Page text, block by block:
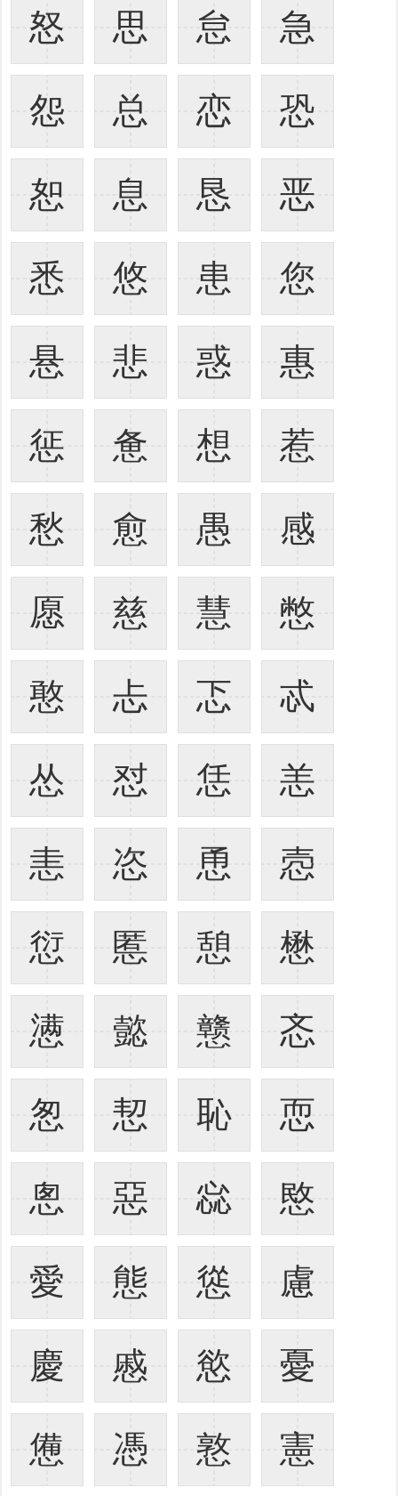
怒 思 怠 急
怨 总 恋 恐
恕 息 恳 恶
悉 悠 患 您
悬 悲 惑 惠
惩 惫 想 惹
愁 愈 愚 感
愿 慈 慧 憋
憨 忐 忑 忒
怂 怼 恁 恙
恚 恣 恿 悫
愆 慝 憩 懋
懑 懿 戆 忞
怱 恝 恥 恧
悤 惡 惢 愍
愛 態 慫 慮
慶 慼 慾 憂
憊 憑 憝 憲